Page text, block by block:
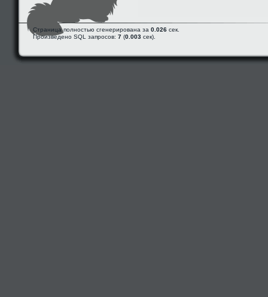
Страница полностью сгенерирована за 0.026 сек.
Произведено SQL запросов: 7 (0.003 сек).